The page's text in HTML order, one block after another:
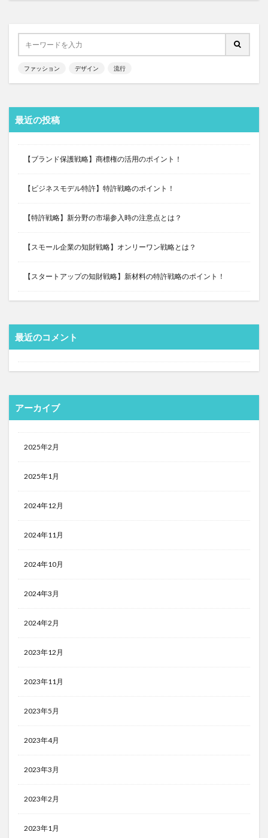
ファッション デザイン 流行
最近の投稿
【ブランド保護戦略】商標権の活用のポイント！
【ビジネスモデル特許】特許戦略のポイント！
【特許戦略】新分野の市場参入時の注意点とは？
【スモール企業の知財戦略】オンリーワン戦略とは？
【スタートアップの知財戦略】新材料の特許戦略のポイント！
最近のコメント
アーカイブ
2025年2月
2025年1月
2024年12月
2024年11月
2024年10月
2024年3月
2024年2月
2023年12月
2023年11月
2023年5月
2023年4月
2023年3月
2023年2月
2023年1月